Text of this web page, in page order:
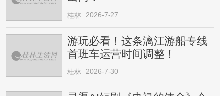
桂林 2026-7-27
游玩必看！这条漓江游船专线
首班车运营时间调整！
桂林 2026-7-30